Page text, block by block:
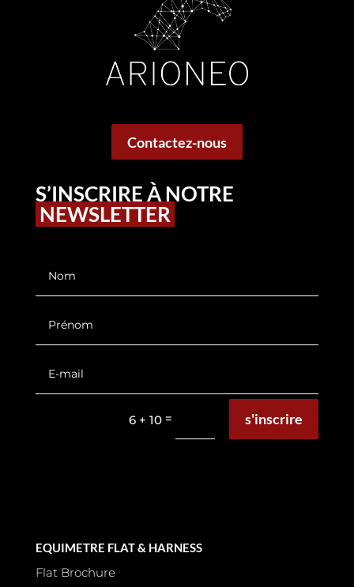
Contactez-nous
S’INSCRIRE À NOTRE
NEWSLETTER
6 + 10 = s'inscrire
EQUIMETRE FLAT & HARNESS
Flat Brochure